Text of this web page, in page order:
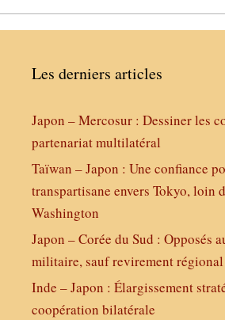
Les derniers articles
Japon – Mercosur : Dessiner les
partenariat multilatéral
Taïwan – Japon : Une confiance
transpartisane envers Tokyo, loin
Washington
Japon – Corée du Sud : Opposés
militaire, sauf revirement régional
Inde – Japon : Élargissement
coopération bilatérale